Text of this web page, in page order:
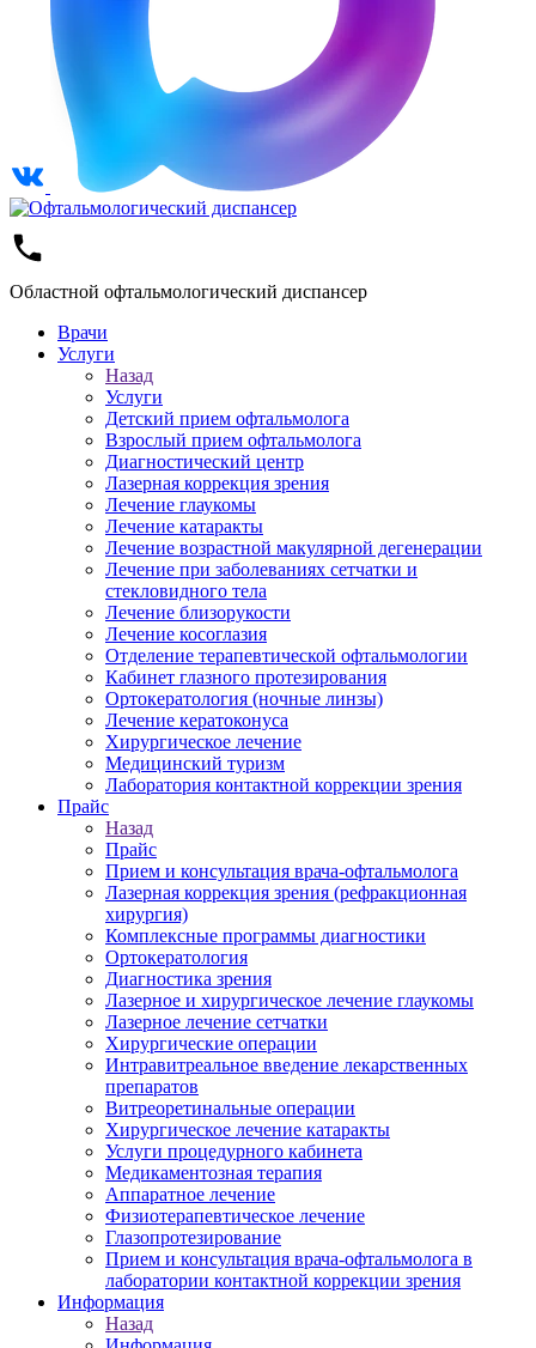
Областной офтальмологический диспансер
Врачи
Услуги
Назад
Услуги
Детский прием офтальмолога
Взрослый прием офтальмолога
Диагностический центр
Лазерная коррекция зрения
Лечение глаукомы
Лечение катаракты
Лечение возрастной макулярной дегенерации
Лечение при заболеваниях сетчатки и
стекловидного тела
Лечение близорукости
Лечение косоглазия
Отделение терапевтической офтальмологии
Кабинет глазного протезирования
Ортокератология (ночные линзы)
Лечение кератоконуса
Хирургическое лечение
Медицинский туризм
Лаборатория контактной коррекции зрения
Прайс
Назад
Прайс
Прием и консультация врача-офтальмолога
Лазерная коррекция зрения (рефракционная
хирургия)
Комплексные программы диагностики
Ортокератология
Диагностика зрения
Лазерное и хирургическое лечение глаукомы
Лазерное лечение сетчатки
Хирургические операции
Интравитреальное введение лекарственных
препаратов
Витреоретинальные операции
Хирургическое лечение катаракты
Услуги процедурного кабинета
Медикаментозная терапия
Аппаратное лечение
Физиотерапевтическое лечение
Глазопротезирование
Прием и консультация врача-офтальмолога в
лаборатории контактной коррекции зрения
Информация
Назад